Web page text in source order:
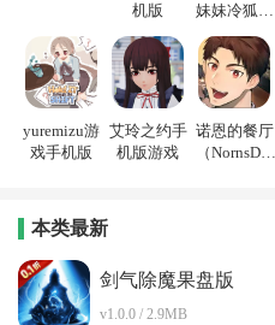
机版
妹妹冷狐游
戏
yuremizu游
戏手机版
艾玲之约手
机版游戏
诺恩的餐厅
（NornsDin
本类最新
剑气除魔果盘版
v1.0.0 / 2.9MB